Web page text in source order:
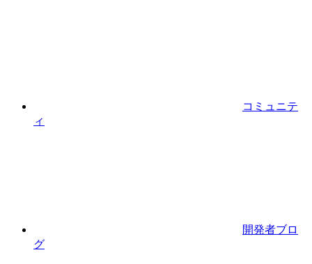
コミュニテ
ィ
開発者ブロ
グ